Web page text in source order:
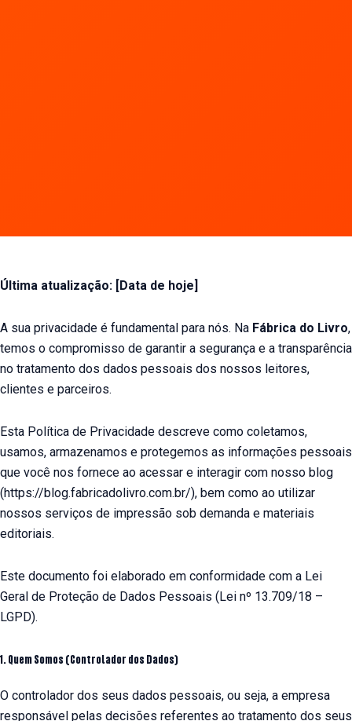
Última atualização: [Data de hoje]
A sua privacidade é fundamental para nós. Na Fábrica do Livro,
temos o compromisso de garantir a segurança e a transparência
no tratamento dos dados pessoais dos nossos leitores,
clientes e parceiros.
Esta Política de Privacidade descreve como coletamos,
usamos, armazenamos e protegemos as informações pessoais
que você nos fornece ao acessar e interagir com nosso blog
(https://blog.fabricadolivro.com.br/), bem como ao utilizar
nossos serviços de impressão sob demanda e materiais
editoriais.
Este documento foi elaborado em conformidade com a Lei
Geral de Proteção de Dados Pessoais (Lei nº 13.709/18 –
LGPD).
1. Quem Somos (Controlador dos Dados)
O controlador dos seus dados pessoais, ou seja, a empresa
responsável pelas decisões referentes ao tratamento dos seus